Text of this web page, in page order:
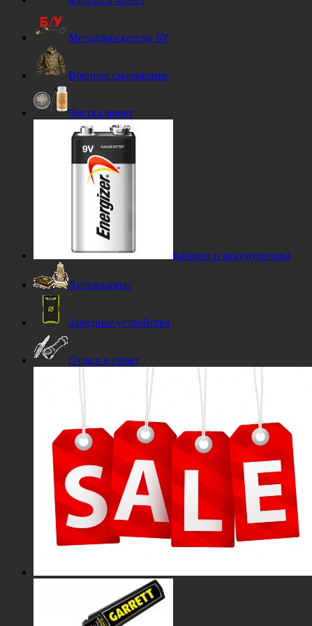
Металлоискатели БУ
Военное снаряжение
Чистка монет
Батареи и аккумуляторы
Антиквариат
Зарядные устройства
Отдых и спорт